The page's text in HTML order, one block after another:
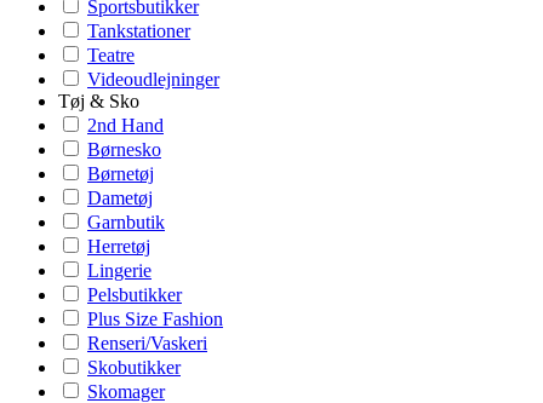
Sportsbutikker
Tankstationer
Teatre
Videoudlejninger
Tøj & Sko
2nd Hand
Børnesko
Børnetøj
Dametøj
Garnbutik
Herretøj
Lingerie
Pelsbutikker
Plus Size Fashion
Renseri/Vaskeri
Skobutikker
Skomager